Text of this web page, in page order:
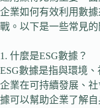
企業如何有效利用數
戰。以下是一些常見
1. 什麼是ESG數據？
ESG數據是指與環境
企業在可持續發展、
據可以幫助企業了解